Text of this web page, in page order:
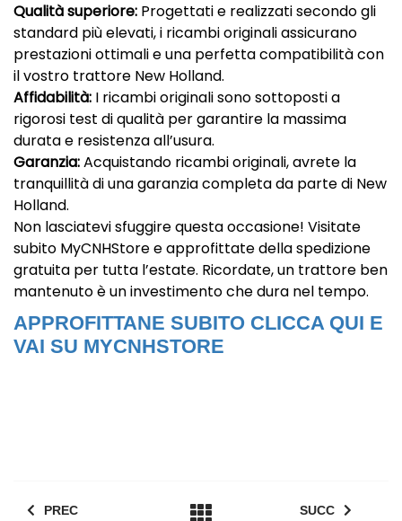
Qualità superiore: Progettati e realizzati secondo gli
standard più elevati, i ricambi originali assicurano
prestazioni ottimali e una perfetta compatibilità con
il vostro trattore New Holland.
Affidabilità: I ricambi originali sono sottoposti a
rigorosi test di qualità per garantire la massima
durata e resistenza all’usura.
Garanzia:Acquistando ricambi originali, avrete la
tranquillità di una garanzia completa da parte di New
Holland.
Non lasciatevi sfuggire questa occasione! Visitate
subito MyCNHStore e approfittate della spedizione
gratuita per tutta l’estate. Ricordate, un trattore ben
mantenuto è un investimento che dura nel tempo.
APPROFITTANE SUBITO CLICCA QUI E
VAI SU MYCNHSTORE
PREC SUCC